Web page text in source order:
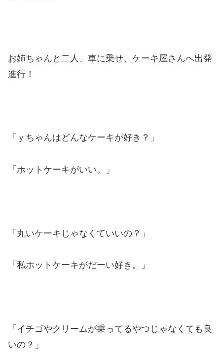
お姉ちゃんと二人、車に乗せ、ケーキ屋さんへ出発
進行！
「ｙちゃんはどんなケーキが好き？」
「ホットケーキがいい。」
「丸いケーキじゃなくていいの？」
「私ホットケーキがだーい好き。」
「イチゴやクリームが乗ってるやつじゃなくても良
いの？」